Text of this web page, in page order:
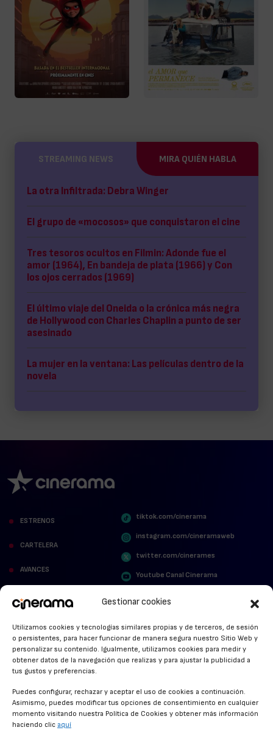
Gestionar cookies
Utilizamos cookies y tecnologías similares propias y de terceros, de sesión
o persistentes, para hacer funcionar de manera segura nuestro Sitio Web y
personalizar su contenido. Igualmente, utilizamos cookies para medir y
obtener datos de la navegación que realizas y para ajustar la publicidad a
tus gustos y preferencias.
Puedes configurar, rechazar y aceptar el uso de cookies a continuación.
Asimismo, puedes modificar tus opciones de consentimiento en cualquier
momento visitando nuestra Política de Cookies y obtener más información
haciendo clic aquí
STREAMING NEWS MIRA QUIÉN HABLA
La otra Infiltrada: Debra Winger
El grupo de «mocosos» que conquistaron el cine
Tres tesoros ocultos en Filmin: Adonde fue el
amor (1964), En bandeja de plata (1966) y Con
los ojos cerrados (1969)
El último viaje del Oneida o la crónica más negra
de Hollywood con Charles Chaplin a punto de ser
asesinado
La mujer en la ventana: Las películas dentro de la
novela
ESTRENOS
CARTELERA
AVANCES
STREAMING NEWS
ANUNCIOS DE CINE
tiktok.com/cinerama
instagram.com/cineramaweb
twitter.com/cinerames
Youtube Canal Cinerama